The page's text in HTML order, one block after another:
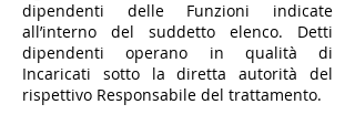
dipendenti delle Funzioni indicate
all’interno del suddetto elenco. Detti
dipendenti operano in qualità di
Incaricati sotto la diretta autorità del
rispettivo Responsabile del trattamento.